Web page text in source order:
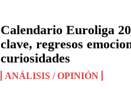
Calendario Euroliga
clave, regresos
curiosidades
ANÁLISIS / OPINIÓN